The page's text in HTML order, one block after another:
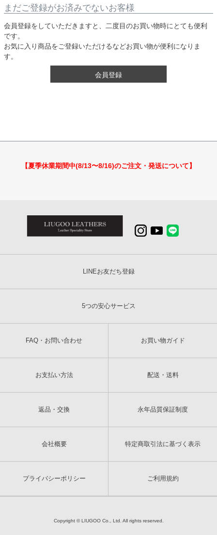
まだご登録がお済みでないお客様
会員登録をしていただきますと、二度目のお買い物時にとても便利
です。
お気に入り商品をご登録いただけるなどお買い物が便利になりま
す。
会員登録
【夏季休業期間中(8/13〜8/16)のご注文・発送について】
LINEお友だち登録
5つの安心サービス
FAQ・お問い合わせ お買い物ガイド
お支払い方法 配送・送料
返品・交換 永年品質保証制度
会社概要 特定商取引法に基づく表示
プライバシーポリシー ご利用規約
Copyright © LIUGOO Co., Ltd. All rights reserved.